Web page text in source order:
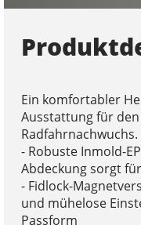
Ein komfortabler
Ausstattung für
Radfahrnachwuchs.
- Robuste Inmold-
Abdeckung sorgt
- Fidlock-
und mühelose
Passform